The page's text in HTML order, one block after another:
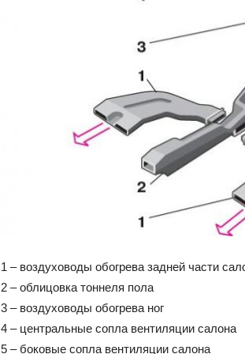
1 – воздуховоды обогрева задней части
2 – облицовка тоннеля пола
3 – воздуховоды обогрева ног
4 – центральные сопла вентиляции салона
5 – боковые сопла вентиляции салона